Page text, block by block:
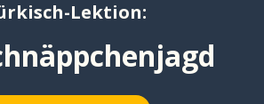
Lektion: